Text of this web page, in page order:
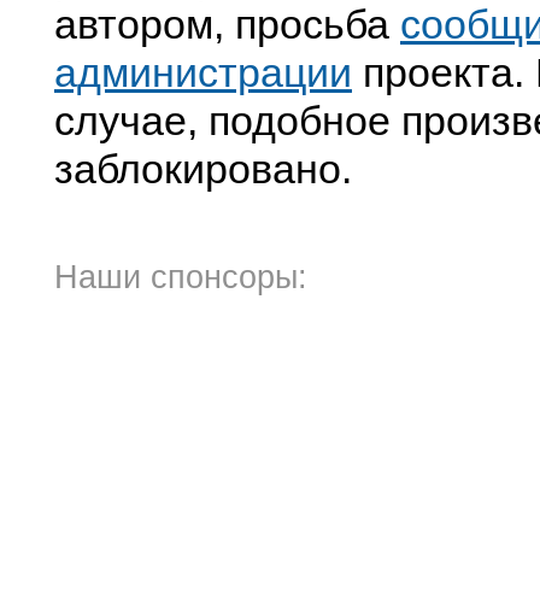
автором, просьба
администрации
случае, подобное
заблокировано.
Наши спонсоры: